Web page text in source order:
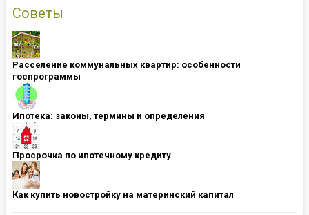
Советы
Расселение коммунальных квартир: особенности
госпрограммы
Ипотека: ​​​​​​​законы, термины и определения
Просрочка по ипотечному кредиту
Как купить новостройку на материнский капитал